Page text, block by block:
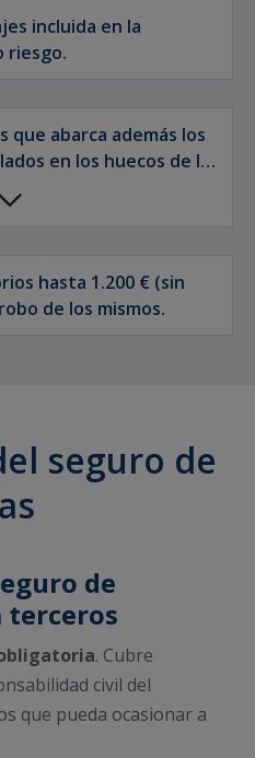
incluida en la
riesgo.
que abarca además los
en los huecos de la
hasta 1.200 € (sin
de los mismos.
seguro de
de
terceros
. Cubre
civil del
que pueda ocasionar a